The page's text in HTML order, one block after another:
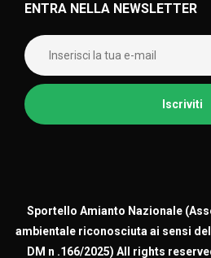
ENTRA NELLA NEWSLETTER
Sportello Amianto Nazionale (
ambientale riconosciuta ai sensi
DM n .166/2025) All rights